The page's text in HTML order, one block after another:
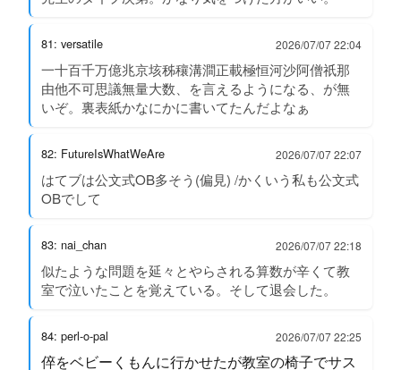
81: versatile 2026/07/07 22:04
一十百千万億兆京垓秭穰溝澗正載極恒河沙阿僧祇那
由他不可思議無量大数、を言えるようになる、が無
いぞ。裏表紙かなにかに書いてたんだよなぁ
82: FutureIsWhatWeAre 2026/07/07 22:07
はてブは公文式OB多そう(偏見) /かくいう私も公文式
OBでして
83: nai_chan 2026/07/07 22:18
似たような問題を延々とやらされる算数が辛くて教
室で泣いたことを覚えている。そして退会した。
84: perl-o-pal 2026/07/07 22:25
倅をベビーくもんに行かせたが教室の椅子でサス